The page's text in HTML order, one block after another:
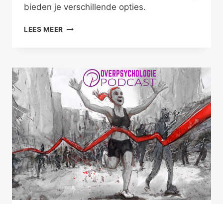
bieden je verschillende opties.
LEES MEER ALS
REAGEERT